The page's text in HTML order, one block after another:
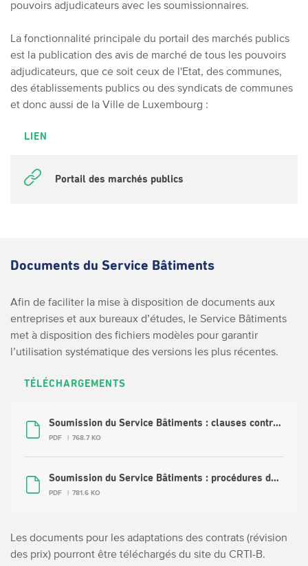
pouvoirs adjudicateurs avec les soumissionnaires.
La fonctionnalité principale du portail des marchés publics
est la publication des avis de marché de tous les pouvoirs
adjudicateurs, que ce soit ceux de l'Etat, des communes,
des établissements publics ou des syndicats de communes
et donc aussi de la Ville de Luxembourg :
LIEN
Portail des marchés publics
Documents du Service Bâtiments
Afin de faciliter la mise à disposition de documents aux
entreprises et aux bureaux d’études, le Service Bâtiments
met à disposition des fichiers modèles pour garantir
l’utilisation systématique des versions les plus récentes.
TÉLÉCHARGEMENTS
Soumission du Service Bâtiments : clauses contractuelles.pdf (FR)
PDF 768.7 KO
Soumission du Service Bâtiments : procédures de facturation.pdf (FR)
PDF 781.6 KO
Les documents pour les adaptations des contrats (révision
des prix) pourront être téléchargés du site du CRTI-B.